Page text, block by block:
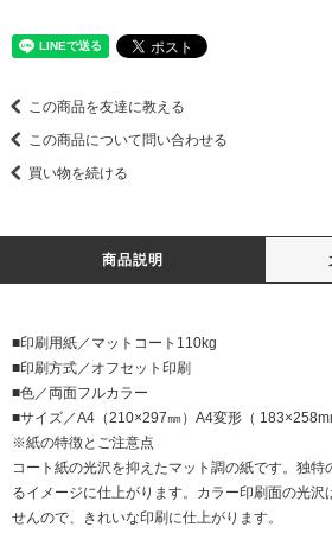
この商品を友達に教える
この商品について問い合わせる
買い物を続ける
商品説明
■印刷用紙／マットコート110kg
■印刷方式／オフセット印刷
■色／両面フルカラー
■サイズ／A4（210×297㎜）A4変形（
※紙の特徴とご注意点
コート紙の光沢を抑えたマット調の紙です。独特
るイメージに仕上がります。カラー印刷面の光沢
せんので、きれいな印刷に仕上がります。